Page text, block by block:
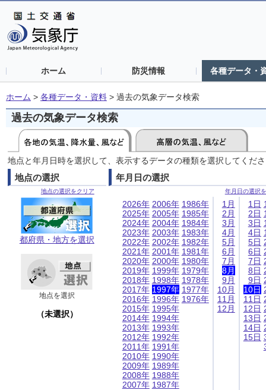
ホーム 防災情報 各種データ・
ホーム > 各種データ・資料 > 過去の気象データ検索
過去の気象データ検索
地点と年月日時を選択して、表示するデータの種類を選択してくだ
地点の選択
地点の選択をクリア
都府県・地方を選択
地点を選択
（未選択）
年月日の選択
年月日の選択
2026年
2025年
2024年
2023年
2022年
2021年
2020年
2019年
2018年
2017年
2016年
2015年
2014年
2013年
2012年
2011年
2010年
2009年
2008年
2007年
2006年
2005年
2004年
2003年
2002年
2001年
2000年
1999年
1998年
1997年
1996年
1995年
1994年
1993年
1992年
1991年
1990年
1989年
1988年
1987年
1986年
1985年
1984年
1983年
1982年
1981年
1980年
1979年
1978年
1977年
1976年
1月
2月
3月
4月
5月
6月
7月
8月
9月
10月
11月
12月
1日
2日
3日
4日
5日
6日
7日
8日
9日
10日
11日
12日
13日
14日
15日